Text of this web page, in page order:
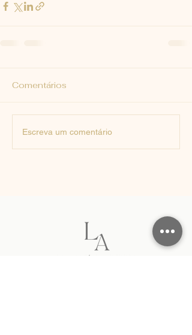
Comentários
Escreva um comentário